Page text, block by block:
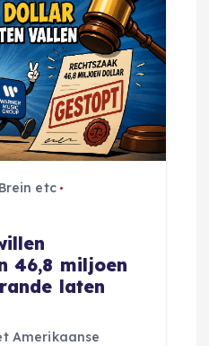
etc
46,8 miljoen
laten
Amerikaanse